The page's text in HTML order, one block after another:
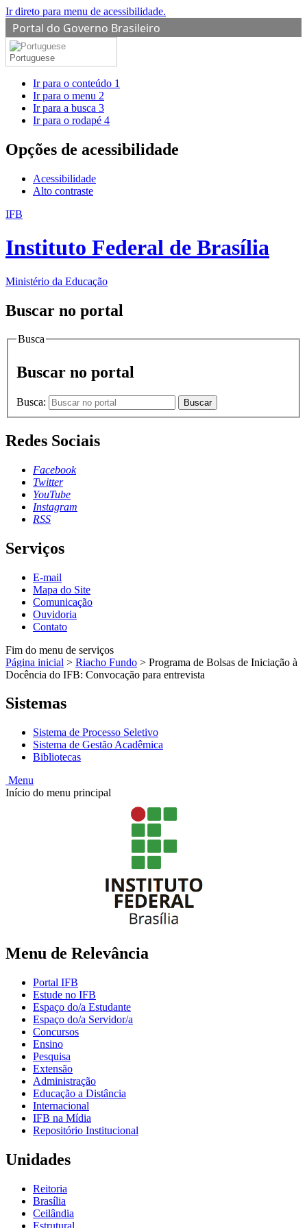
Ir direto para menu de acessibilidade.
Portal do Governo Brasileiro
Portuguese
Ir para o conteúdo 1
Ir para o menu 2
Ir para a busca 3
Ir para o rodapé 4
Opções de acessibilidade
Acessibilidade
Alto contraste
IFB
Instituto Federal de Brasília
Ministério da Educação
Buscar no portal
Busca
Buscar no portal
Busca: Buscar
Redes Sociais
Facebook
Twitter
YouTube
Instagram
RSS
Serviços
E-mail
Mapa do Site
Comunicação
Ouvidoria
Contato
Fim do menu de serviços
Página inicial > Riacho Fundo > Programa de Bolsas de Iniciação à
Docência do IFB: Convocação para entrevista
Sistemas
Sistema de Processo Seletivo
Sistema de Gestão Acadêmica
Bibliotecas
Menu
Início do menu principal
Menu de Relevância
Portal IFB
Estude no IFB
Espaço do/a Estudante
Espaço do/a Servidor/a
Concursos
Ensino
Pesquisa
Extensão
Administração
Educação a Distância
Internacional
IFB na Mídia
Repositório Institucional
Unidades
Reitoria
Brasília
Ceilândia
Estrutural